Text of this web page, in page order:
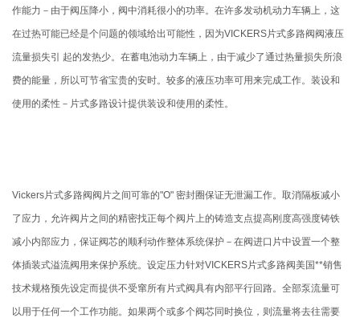
作能力－由于阀压降小，阀中消耗很小的功率。在许多发动机动力车辆上，这
在过热可能已经是个问题的领域给出可能性，因为VICKERS片式多路阀阀液压
流量损失引 起的发热少。在蓄电池动力车辆上，由于减少了通过热量损失所浪
费的能量，所以可节省宝贵的安时。较多的液压功率可用来完成工作。装设和
使用的柔性－片式多路设计提供装设和使用的柔性。
Vickers片式多路阀阀片之间可靠的"O" 密封圈保证无泄漏工作。取消隔板减小
了应力，允许阀片之间的精密找正每个阀片上的铸造支点提高刚度高强度铸铁
减小内部应力，保证阀芯的顺利动作整体系统保护－在阀进口片中设置一个整
体插装式溢流阀用来保护系统。设定压力针对VICKERS片式多路阀美国**销售
技术规格预先设定而提供不受窜所有片式阀具有内部平行回路。全部泵流量可
以用于任何一个工作功能。如果两个或多个阀芯同时换位，则流量将去往需要